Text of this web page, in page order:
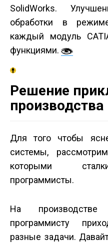
SolidWorks.
обработки в
каждый модуль
функциями.
Решение
производства
Для того чтобы
системы,
которыми
программисты.
На производстве
программисту
разные задачи.